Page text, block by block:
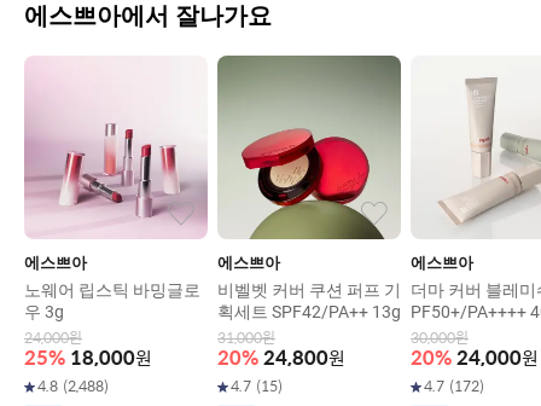
에스쁘아에서 잘나가요
에스쁘아
노웨어 립스틱 바밍글로
우 3g
24,000원
25% 18,000원
4.8 (2,488)
에스쁘아
비벨벳 커버 쿠션 퍼프 기
획세트 SPF42/PA++ 13g
31,000원
20% 24,800원
4.7 (15)
에스쁘아
더마 커버 블레미
PF50+/PA++++
30,000원
20% 24,000원
4.7 (172)